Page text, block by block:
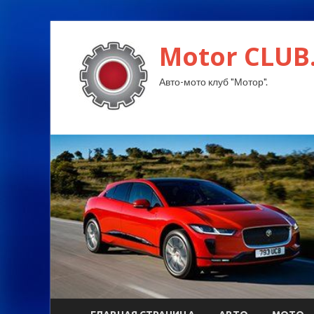
Motor
Авто-мото клуб "Мотор".